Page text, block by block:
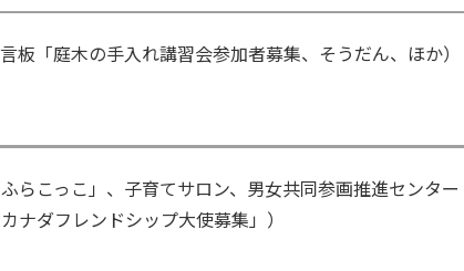
板「庭木の手入れ講習会参加者募集、そうだん、ほか）
らこっこ」、子育てサロン、男女共同参画推進センター
ナダフレンドシップ大使募集」）